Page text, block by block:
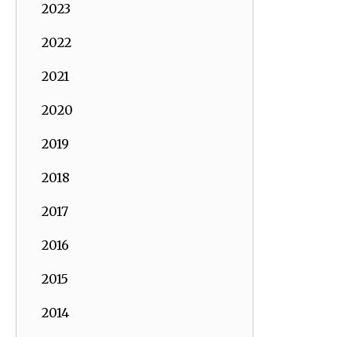
2023
2022
2021
2020
2019
2018
2017
2016
2015
2014